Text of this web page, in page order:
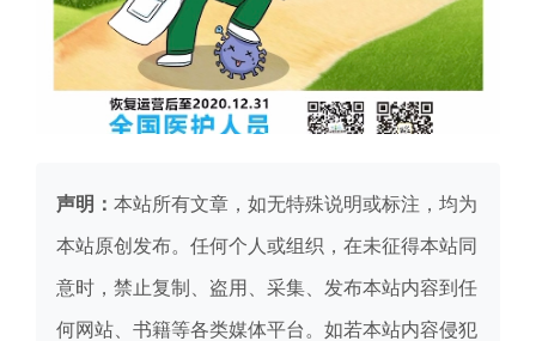
声明： 本站所有文章，如无特殊说明或标注，均为
本站原创发布。任何个人或组织，在未征得本站同
意时，禁止复制、盗用、采集、发布本站内容到任
何网站、书籍等各类媒体平台。如若本站内容侵犯